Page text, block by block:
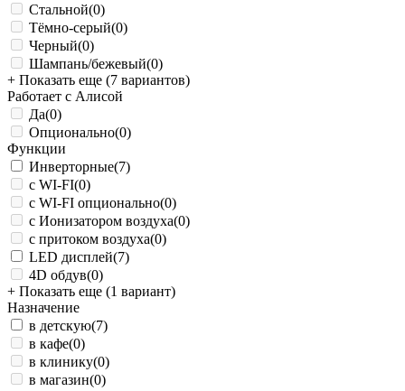
Стальной(0)
Тёмно-серый(0)
Черный(0)
Шампань/бежевый(0)
+ Показать еще (7 вариантов)
Работает с Алисой
Да(0)
Опционально(0)
Функции
Инверторные(7)
с WI-FI(0)
с WI-FI опционально(0)
с Ионизатором воздуха(0)
с притоком воздуха(0)
LED дисплей(7)
4D обдув(0)
+ Показать еще (1 вариант)
Назначение
в детскую(7)
в кафе(0)
в клинику(0)
в магазин(0)